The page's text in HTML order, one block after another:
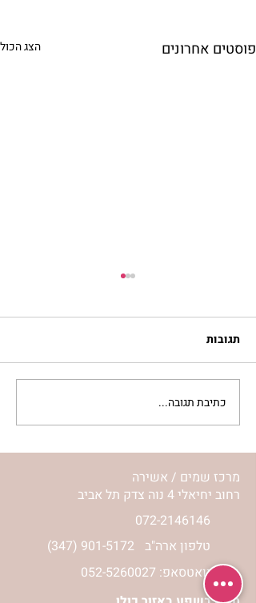
פוסטים אחרונים הצג הכול
מתגעגעות לבית המפגש,
השיעור לתשעה באב | הר'
ימימה מזרחי
תגובות
כתיבת תגובה...
מרכז שמים / אשירה
רחוב יחיאלי 4 נוה צדק תל אביב
072-2146146
(347) 901-5172 טלפון ארה"ב
וואטסאפ: 052-5260027